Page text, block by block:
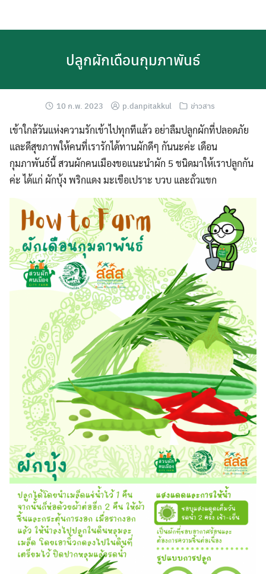
ปลูกผักเดือนกุมภาพันธ์
10 ก.พ. 2023 p.danpitakkul ข่าวสาร
เข้าใกล้วันแห่งความรักเข้าไปทุกทีแล้ว อย่าลืมปลูกผักที่ปลอดภัย
และดีสุขภาพให้คนที่เรารักได้ทานผักดีๆ กันนะค่ะ เดือน
กุมภาพันธ์นี้ สวนผักคนเมืองขอแนะนำผัก 5 ชนิดมาให้เราปลูกกัน
ค่ะ ได้แก่ ผักบุ้ง พริกแดง มะเขือเปราะ บวบ และถั่วแขก